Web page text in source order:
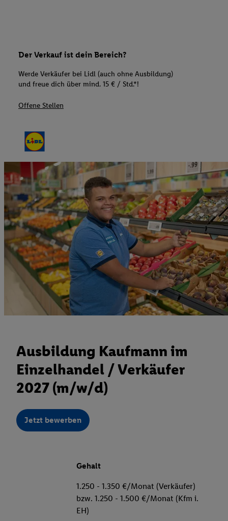
Der Verkauf ist dein Bereich?
Werde Verkäufer bei Lidl (auch ohne Ausbildung)
und freue dich über mind. 15 € / Std.*!
Offene Stellen
Ausbildung Kaufmann im
Einzelhandel / Verkäufer
2027 (m/w/d)
Jetzt bewerben
Gehalt
1.250 - 1.350 €/Monat (Verkäufer)
bzw. 1.250 - 1.500 €/Monat (Kfm i.
EH)